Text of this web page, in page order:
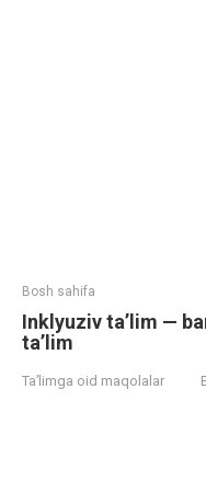
Bosh sahifa
Inklyuziv taʼlim —
taʼlim
Ta’limga oid maqolalar